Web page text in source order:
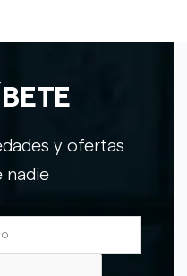
y ofertas
nadie